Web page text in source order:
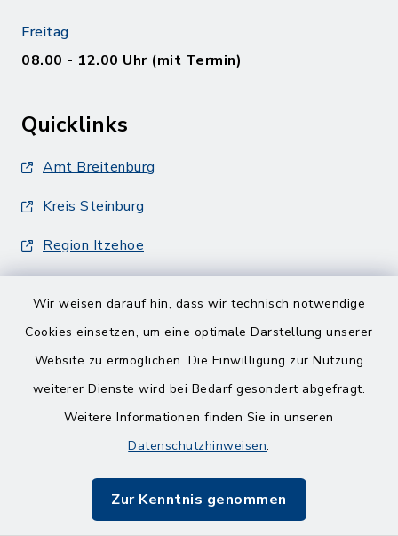
Wir weisen darauf hin, dass wir technisch notwendige
Cookies einsetzen, um eine optimale Darstellung unserer
Website zu ermöglichen. Die Einwilligung zur Nutzung
weiterer Dienste wird bei Bedarf gesondert abgefragt.
Weitere Informationen finden Sie in unseren
Datenschutzhinweisen.
Zur Kenntnis genommen
Freitag
08.00 - 12.00 Uhr (mit Termin)
Quicklinks
Amt Breitenburg
Kreis Steinburg
Region Itzehoe
Barrierefreiheit
Impressum